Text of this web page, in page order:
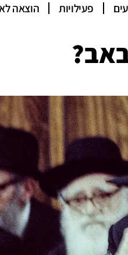
פעילויות הוצאה